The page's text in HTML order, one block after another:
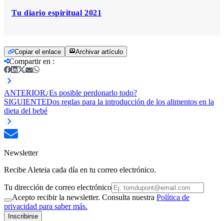
Tu diario espiritual 2021
Copiar el enlace Archivar artículo
Compartir en :
ANTERIOR¿Es posible perdonarlo todo?
SIGUIENTEDos reglas para la introducción de los alimentos en la
dieta del bebé
Newsletter
Recibe Aleteia cada día en tu correo electrónico.
Tu dirección de correo electrónico
Acepto recibir la newsletter. Consulta nuestra Política de
privacidad para saber más.
Inscribirse